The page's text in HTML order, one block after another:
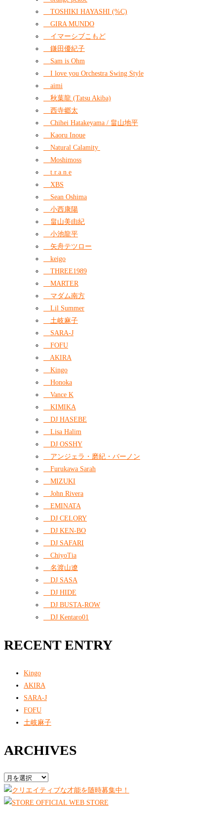
TOSHIKI HAYASHI (%C)
GIRA MUNDO
イマーシブこもど
鎌田優紀子
Sam is Ohm
I love you Orchestra Swing Style
aimi
秋葉龍 (Tatsu Akiba)
西寺郷太
Chihei Hatakeyama / 畠山地平
Kaoru Inoue
Natural Calamity
Moshimoss
t.r.a.n.e
XBS
Sean Oshima
小西康陽
畠山美由紀
小池龍平
矢舟テツロー
keigo
THREE1989
MARTER
マダム南方
Lil Summer
土岐麻子
SARA-J
FOFU
AKIRA
Kingo
Honoka
Vance K
KIMIKA
DJ HASEBE
Lisa Halim
DJ OSSHY
アンジェラ・磨紀・バーノン
Furukawa Sarah
MIZUKI
John Rivera
EMINATA
DJ CELORY
DJ KEN-BO
DJ SAFARI
ChiyoTia
名渡山遼
DJ SASA
DJ HIDE
DJ BUSTA-ROW
DJ Kentaro01
RECENT ENTRY
Kingo
AKIRA
SARA-J
FOFU
土岐麻子
ARCHIVES